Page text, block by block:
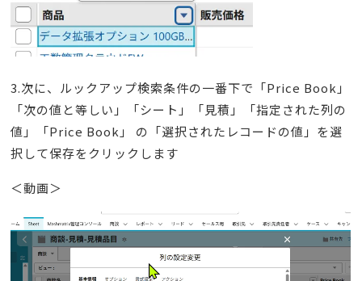
3.次に、ルックアップ検索条件の一番下で「Price Book」
「次の値と等しい」「シート」「見積」「指定された列の
値」「Price Book」 の「選択されたレコードの値」を選
択して保存をクリックします
＜動画＞